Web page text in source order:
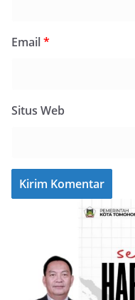
Email*
Situs Web